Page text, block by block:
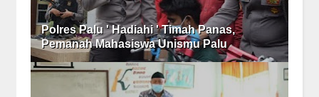
Polres Palu ' Hadiahi ' Timah Panas,
Pemanah Mahasiswa Unismu Palu